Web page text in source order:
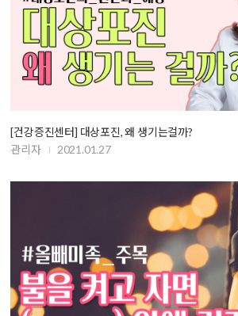
[건강증진센터] 대상포진, 왜 생기는걸까?
관리자
2021.01.27